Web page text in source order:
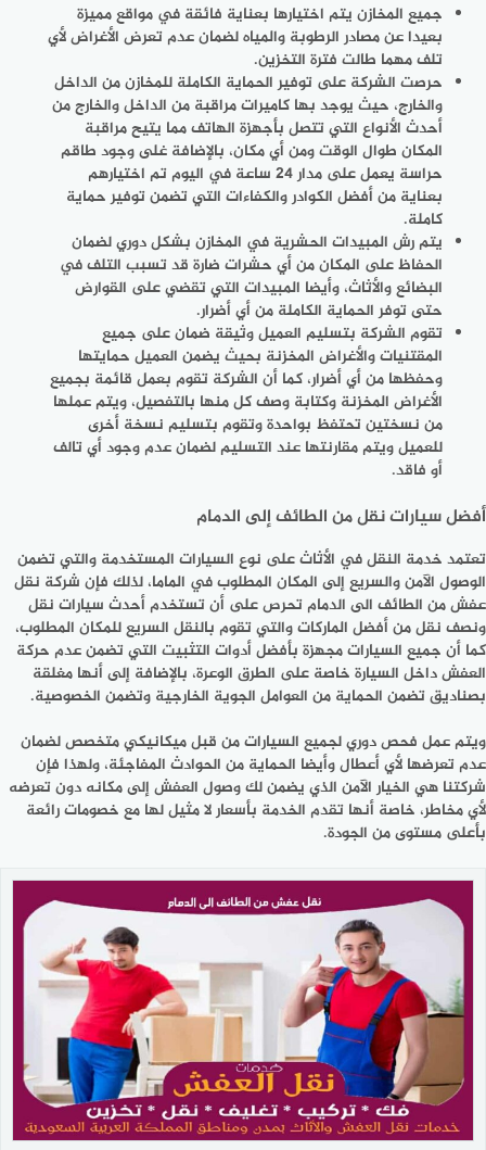
جميع المخازن يتم اختيارها بعناية فائقة في مواقع مميزة
بعيدا عن مصادر الرطوبة والمياه لضمان عدم تعرض الأغراض لأي
تلف مهما طالت فترة التخزين.
حرصت الشركة على توفير الحماية الكاملة للمخازن من الداخل
والخارج، حيث يوجد بها كاميرات مراقبة من الداخل والخارج من
أحدث الأنواع التي تتصل بأجهزة الهاتف مما يتيح مراقبة
المكان طوال الوقت ومن أي مكان، بالإضافة غلى وجود طاقم
حراسة يعمل على مدار 24 ساعة في اليوم تم اختيارهم
بعناية من أفضل الكوادر والكفاءات التي تضمن توفير حماية
كاملة.
يتم رش المبيدات الحشرية في المخازن بشكل دوري لضمان
الحفاظ على المكان من أي حشرات ضارة قد تسبب التلف في
البضائع والأثاث، وأيضا المبيدات التي تقضي على القوارض
حتى توفر الحماية الكاملة من أي أضرار.
تقوم الشركة بتسليم العميل وثيقة ضمان على جميع
المقتنيات والأغراض المخزنة بحيث يضمن العميل حمايتها
وحفظها من أي أضرار، كما أن الشركة تقوم بعمل قائمة بجميع
الأغراض المخزنة وكتابة وصف كل منها بالتفصيل، ويتم عملها
من نسختين تحتفظ بواحدة وتقوم بتسليم نسخة أخرى
للعميل ويتم مقارنتها عند التسليم لضمان عدم وجود أي تالف
أو فاقد.
أفضل سيارات نقل من الطائف إلى الدمام
تعتمد خدمة النقل في الأثاث على نوع السيارات المستخدمة والتي تضمن
الوصول الآمن والسريع إلى المكان المطلوب في الماما، لذلك فإن شركة نقل
عفش من الطائف الى الدمام تحرص على أن تستخدم أحدث سيارات نقل
ونصف نقل من أفضل الماركات والتي تقوم بالنقل السريع للمكان المطلوب،
كما أن جميع السيارات مجهزة بأفضل أدوات التثبيت التي تضمن عدم حركة
العفش داخل السيارة خاصة على الطرق الوعرة، بالإضافة إلى أنها مغلقة
بصناديق تضمن الحماية من العوامل الجوية الخارجية وتضمن الخصوصية.
ويتم عمل فحص دوري لجميع السيارات من قبل ميكانيكي متخصص لضمان
عدم تعرضها لأي أعطال وأيضا الحماية من الحوادث المفاجئة، ولهذا فإن
شركتنا هي الخيار الآمن الذي يضمن لك وصول العفش إلى مكانه دون تعرضه
لأي مخاطر، خاصة أنها تقدم الخدمة بأسعار لا مثيل لها مع خصومات رائعة
بأعلى مستوى من الجودة.